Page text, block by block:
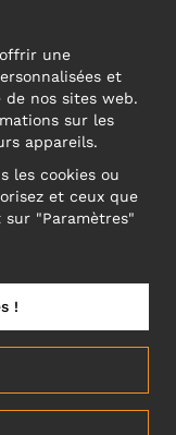
une
et
nos sites web.
sur les
appareils.
les cookies ou
et ceux que
"Paramètres"
!